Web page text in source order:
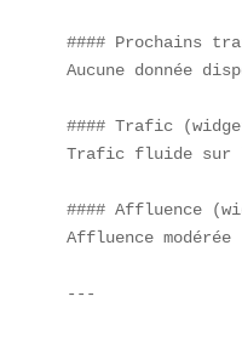
#### Prochains
Aucune donnée
#### Trafic
Trafic fluide sur
#### Affluence
Affluence
---